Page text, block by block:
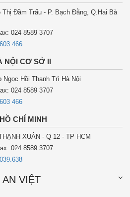
Đầm Trấu - P. Bạch Đằng, Q.Hai Bà
024 8589 3707
466
NỘI CƠ SỞ II
Hồi Thanh Trì Hà Nội
024 8589 3707
466
CHÍ MINH
XUÂN - Q 12 - TP HCM
024 8589 3707
VIỆT